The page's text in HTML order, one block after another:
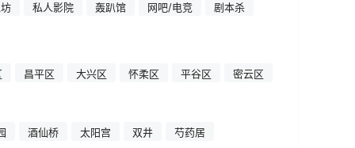
私人影院 轰趴馆 网吧/电竞 剧本杀
昌平区 大兴区 怀柔区 平谷区 密云区
酒仙桥 太阳宫 双井 芍药居